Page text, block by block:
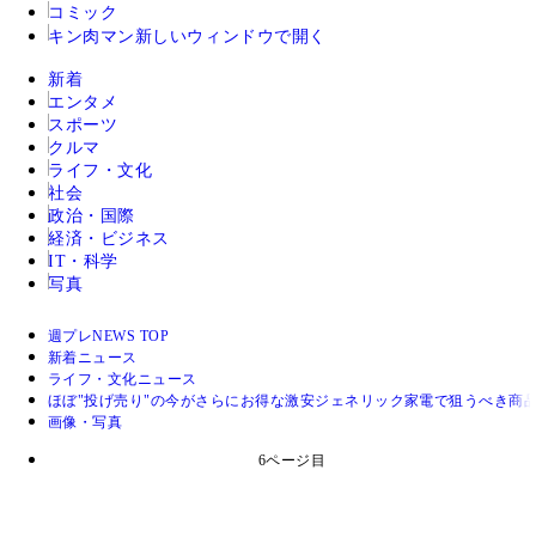
コミック
キン肉マン 新しいウィンドウで開く
新着
エンタメ
スポーツ
クルマ
ライフ・文化
社会
政治・国際
経済・ビジネス
IT・科学
写真
週プレNEWS TOP
新着ニュース
ライフ・文化ニュース
ほぼ"投げ売り"の今がさらにお得な激安ジェネリック家電で狙うべき商
画像・写真
6ページ目